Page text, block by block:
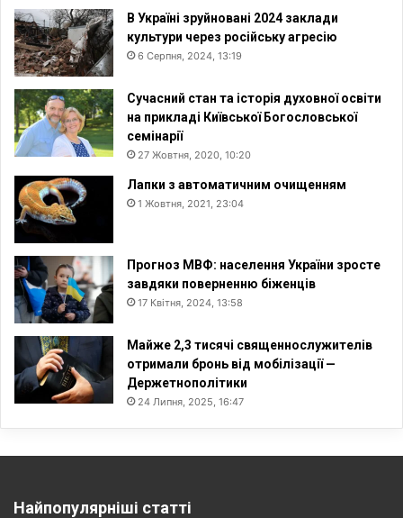
В Україні зруйновані 2024 заклади
культури через російську агресію
6 Серпня, 2024, 13:19
Сучасний стан та історія духовної освіти
на прикладі Київської Богословської
семінарії
27 Жовтня, 2020, 10:20
Лапки з автоматичним очищенням
1 Жовтня, 2021, 23:04
Прогноз МВФ: населення України зросте
завдяки поверненню біженців
17 Квітня, 2024, 13:58
Майже 2,3 тисячі священнослужителів
отримали бронь від мобілізації —
Держетнополітики
24 Липня, 2025, 16:47
Найпопулярніші статті